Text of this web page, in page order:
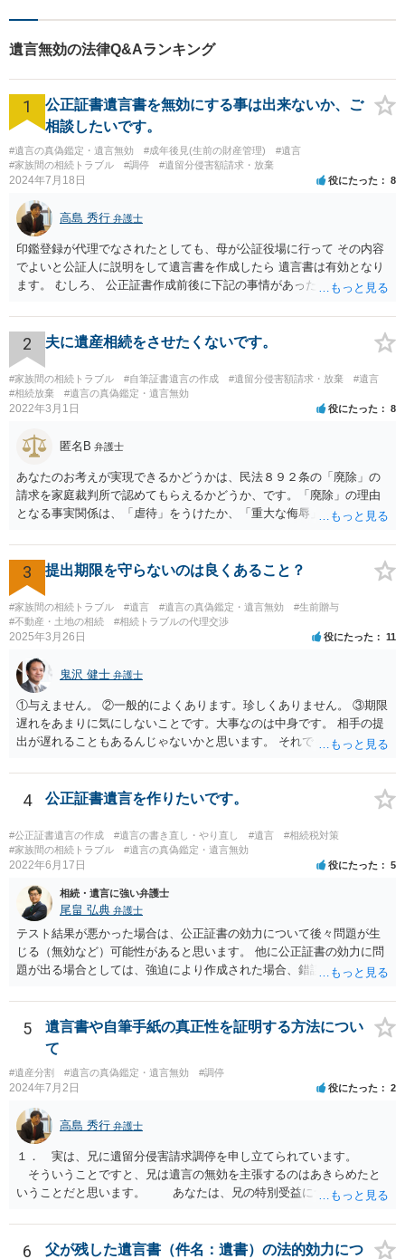
遺言無効の法律Q&Aランキング
1
公正証書遺言書を無効にする事は出来ないか、ご
相談したいです。
#遺言の真偽鑑定・遺言無効 #成年後見(生前の財産管理)
#遺言
#家族間の相続トラブル
#調停 #遺留分侵害額請求・放棄
2024年7月18日 役にたった 8
高島 秀行 弁護士
印鑑登録が代理でなされたとしても、母が公証役場に行って その内容
でよいと公証人に説明をして遺言書を作成したら 遺言書は有効となり
ます。 むしろ、 公正証書作成前後に下記の事情があったことが証明で
月に携帯が新しくなった母からの第一声は「ここにいたら殺される」
「面会に来てくれ」で、長男に聞くと「面会は出来ない。俺は携帯電
話の使い方を教える為に会っている」「母の話は聞かなくて良い」と
電話が切れました。その後の電話でも「食事に毒が入っている」「体
にチップが埋められている」等、おかしかったです。 当時の診療記
録、介護認定の資料、介護記録を取得して 弁護士に面談で相談された
2 夫に遺産相続をさせたくないです。
#家族間の相続トラブル #自筆証書遺言の作成 #遺留分侵害額請求・放棄
#遺言
#相続放棄
#遺言の真偽鑑定・遺言無効
2022年3月1日 役にたった 8
匿名B 弁護士
あなたのお考えが実現できるかどうかは、民法８９２条の「廃除」の
請求を家庭裁判所で認めてもらえるかどうか、です。「廃除」の理由
となる事実関係は、「虐待」をうけたか、「重大な侮辱」を受けた
「廃除」は遺言でも可能です（民法８９３条）。 弁護士に具体的な事
情を話して相談して、「廃除」が可能か、実際に法律相談を受けるこ
とをお勧めします。
3 提出期限を守らないのは良くあること？
#家族間の相続トラブル #遺言 #遺言の真偽鑑定・遺言無効
#生前贈与
#不動産・土地の相続
#相続トラブルの代理交渉
2025年3月26日 役にたった 11
鬼沢 健士 弁護士
①与えません。 ②一般的によくあります。珍しくありません。 ③期限
遅れをあまりに気にしないことです。大事なのは中身です。 相手の提
出が遅れることもあるんじゃないかと思います。 それでもあなた有利
4 公正証書遺言を作りたいです。
#公正証書遺言の作成 #遺言の書き直し・やり直し #遺言
#相続税対策
#家族間の相続トラブル
#遺言の真偽鑑定・遺言無効
2022年6月17日 役にたった 5
相続・遺言に強い弁護士
尾畠 弘典 弁護士
テスト結果が悪かった場合は、公正証書の効力について後々問題が生
じる（無効など）可能性があると思います。 他に公正証書の効力に問
題が出る場合としては、強迫により作成された場合、錯誤（勘違い）
すが、弁護士に作成を依頼する場合は、１０～数十万円程度になるケ
ースが多いと思います。 報酬体系は、弁護士ごとに異なりますので一
律の基準はありません。
5
遺言書や自筆手紙の真正性を証明する方法につい
て
#遺産分割 #遺言の真偽鑑定・遺言無効 #調停
2024年7月2日 役にたった 2
高島 秀行 弁護士
１． 実は、兄に遺留分侵害請求調停を申し立てられています。
そういうことですと、兄は遺言の無効を主張するのはあきらめたと
いうことだと思います。 あなたは、兄の特別受益について立証し
詳しい事情を話して相談された方がよいと思います。
6
父が残した遺言書（件名：遺書）の法的効力につ